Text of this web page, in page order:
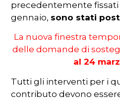
precedentemente fissati
gennaio, sono stati
La nuova finestra
delle domande di
al 24
Tutti gli interventi per i
contributo devono